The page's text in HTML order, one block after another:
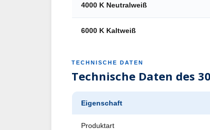
4000 K Neutralweiß
6000 K Kaltweiß
TECHNISCHE DATEN
Technische Daten des
Eigenschaft
Produktart